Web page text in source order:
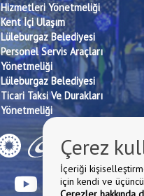
Hizmetleri Yönetmeliği
Kent İçi Ulaşım
Lüleburgaz Belediyesi
Personel Servis Araçları
Yönetmeliği
Lüleburgaz Belediyesi
Ticari Taksi Ve Durakları
Yönetmeliği
Çerez
İçeriği
için kendi ve